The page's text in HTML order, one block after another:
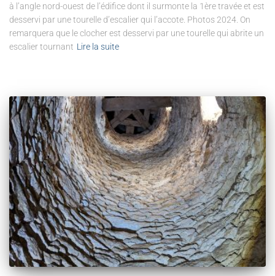
à l’angle nord-ouest de l’édifice dont il surmonte la 1ère travée et est
desservi par une tourelle d’escalier qui l’accote. Photos 2024. On
remarquera que le clocher est desservi par une tourelle qui abrite un
escalier tournant Lire la suite